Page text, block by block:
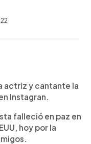
actriz y cantante la
Instagran.
falleció en paz en
hoy por la